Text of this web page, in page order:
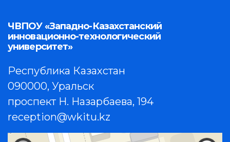
ЧВПОУ «Западно-Казахстанский
инновационно-технологический
университет»
Республика Казахстан
090000, Уральск
проспект Н. Назарбаева, 194
reception@wkitu.kz